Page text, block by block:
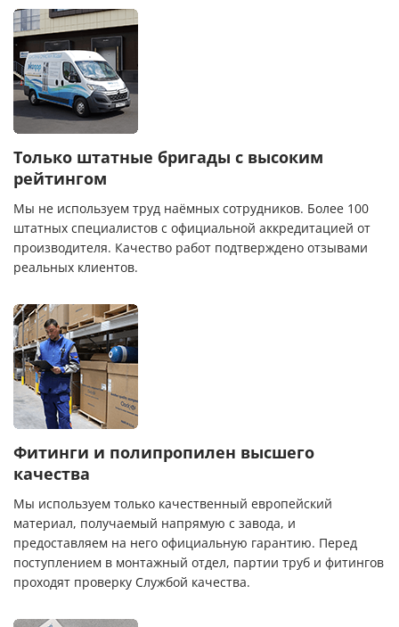
Только штатные бригады с высоким
рейтингом
Мы не используем труд наёмных сотрудников. Более 100
штатных специалистов с официальной аккредитацией от
производителя. Качество работ подтверждено отзывами
реальных клиентов.
Фитинги и полипропилен высшего
качества
Мы используем только качественный европейский
материал, получаемый напрямую с завода, и
предоставляем на него официальную гарантию. Перед
поступлением в монтажный отдел, партии труб и фитингов
проходят проверку Службой качества.